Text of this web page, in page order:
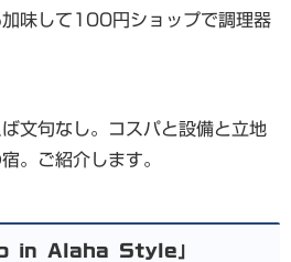
味して100円ショップで調理器
文句なし。コスパと設備と立地
。ご紹介します。
in Alaha Style」